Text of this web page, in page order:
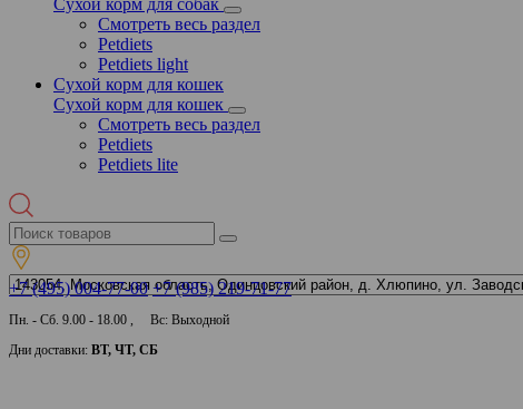
Сухой корм для собак
Смотреть весь раздел
Petdiets
Petdiets light
Сухой корм для кошек
Сухой корм для кошек
Смотреть весь раздел
Petdiets
Petdiets lite
+7 (495) 004-77-00 +7 (985) 219-71-77
Пн. - Сб. 9.00 - 18.00 , Вс: Выходной
Дни доставки: ВТ, ЧТ, СБ